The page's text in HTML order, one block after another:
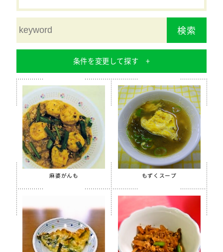
検索
条件を変更して探す
食材
栄養素
カルシウム
鉄分
食物繊維
春
夏 秋
行事食
麻婆がんも もずくスープ